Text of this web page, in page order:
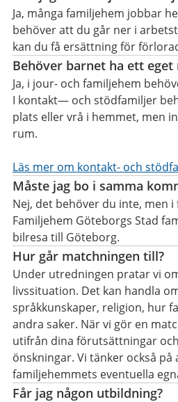
Ja, många familjehem jobbar
behöver att du går ner i
kan du få ersättning för
Behöver barnet ha ett eget
Ja, i jour- och familjehem
I kontakt— och stödfamiljer
plats eller vrå i hemmet, men
rum.
Läs mer om kontakt- och
Måste jag bo i samma
Nej, det behöver du inte, men
Familjehem Göteborgs Stad
bilresa till Göteborg.
Hur går matchningen till?
Under utredningen pratar vi
livssituation. Det kan handla
språkkunskaper, religion, hur
andra saker. När vi gör en
utifrån dina förutsättningar
önskningar. Vi tänker också
familjehemmets eventuella
Får jag någon utbildning?